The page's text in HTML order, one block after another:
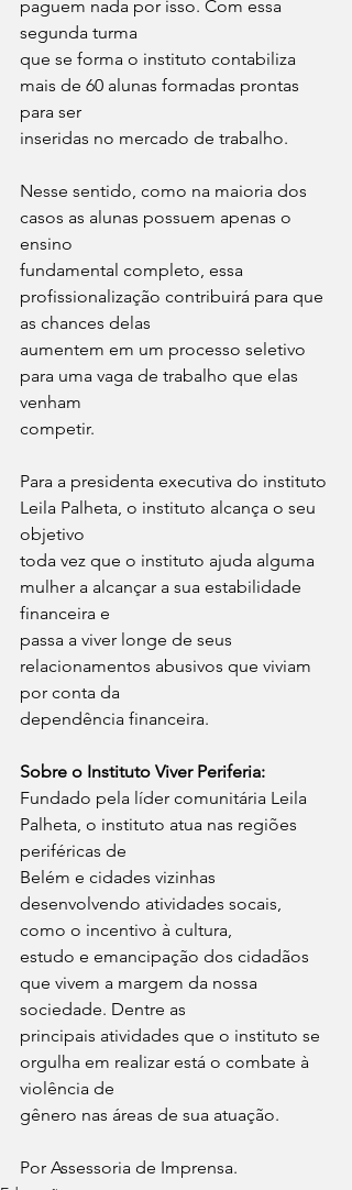
paguem nada por isso. Com essa
segunda turma
que se forma o instituto contabiliza
mais de 60 alunas formadas prontas
para ser
inseridas no mercado de trabalho.
Nesse sentido, como na maioria dos
casos as alunas possuem apenas o
ensino
fundamental completo, essa
profissionalização contribuirá para que
as chances delas
aumentem em um processo seletivo
para uma vaga de trabalho que elas
venham
competir.
Para a presidenta executiva do instituto
Leila Palheta, o instituto alcança o seu
objetivo
toda vez que o instituto ajuda alguma
mulher a alcançar a sua estabilidade
financeira e
passa a viver longe de seus
relacionamentos abusivos que viviam
por conta da
dependência financeira.
Sobre o Instituto Viver Periferia:
Fundado pela líder comunitária Leila
Palheta, o instituto atua nas regiões
periféricas de
Belém e cidades vizinhas
desenvolvendo atividades socais,
como o incentivo à cultura,
estudo e emancipação dos cidadãos
que vivem a margem da nossa
sociedade. Dentre as
principais atividades que o instituto se
orgulha em realizar está o combate à
violência de
gênero nas áreas de sua atuação.
Por Assessoria de Imprensa.